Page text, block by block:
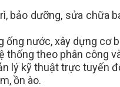
bảo dưỡng, sửa chữa
ống nước, xây dựng cơ
thống theo phân công
lý kỹ thuật trực tuyến
ồn ào.